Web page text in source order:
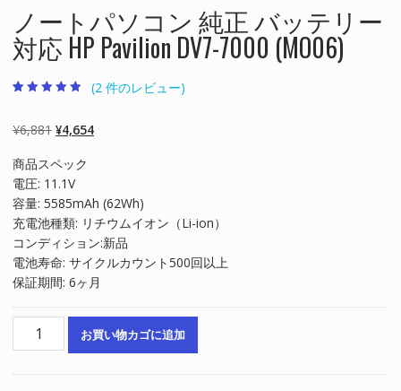
ノートパソコン 純正 バッテリー
対応 HP Pavilion DV7-7000 (MO06)
段階評価のう
ち、4.50 点
(2 件のレビュー)
¥6,881 元
価
格
は
¥6,881
で
し
た。
¥4,654現
格
は
¥4,654
で
す。
商品スペック
電圧: 11.1V
容量: 5585mAh (62Wh)
充電池種類: リチウムイオン（Li-ion）
コンディション:新品
電池寿命: サイクルカウント500回以上
保証期間: 6ヶ月
お買い物カゴに追加